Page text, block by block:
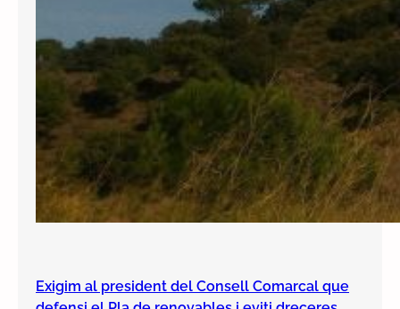
Exigim al president del Consell Comarcal que